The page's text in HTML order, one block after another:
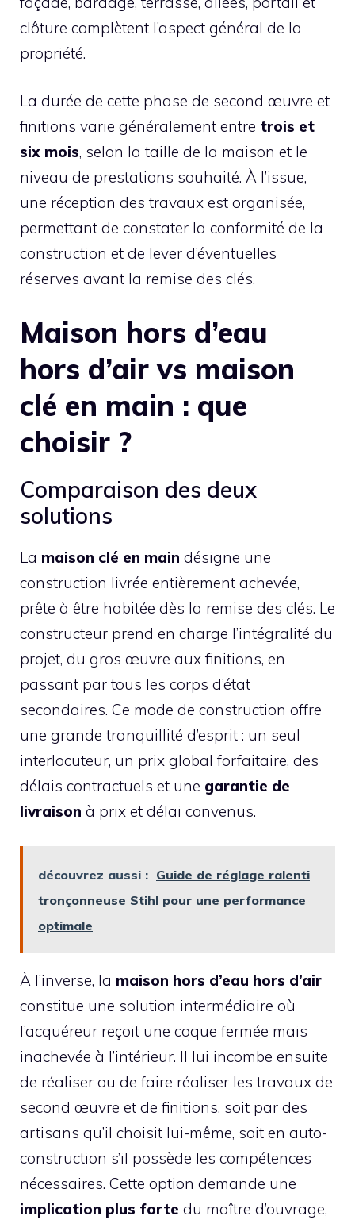
clôture complètent l’aspect général de la
propriété.
La durée de cette phase de second œuvre et
finitions varie généralement entre trois et
six mois, selon la taille de la maison et le
niveau de prestations souhaité. À l’issue,
une réception des travaux est organisée,
permettant de constater la conformité de la
construction et de lever d’éventuelles
réserves avant la remise des clés.
Maison hors d’eau
hors d’air vs maison
clé en main : que
choisir ?
Comparaison des deux
solutions
La maison clé en main désigne une
construction livrée entièrement achevée,
prête à être habitée dès la remise des clés. Le
constructeur prend en charge l’intégralité du
projet, du gros œuvre aux finitions, en
passant par tous les corps d’état
secondaires. Ce mode de construction offre
une grande tranquillité d’esprit : un seul
interlocuteur, un prix global forfaitaire, des
délais contractuels et une garantie de
livraison à prix et délai convenus.
découvrez aussi : Guide de réglage ralenti
tronçonneuse Stihl pour une performance
optimale
À l’inverse, la maison hors d’eau hors d’air
constitue une solution intermédiaire où
l’acquéreur reçoit une coque fermée mais
inachevée à l’intérieur. Il lui incombe ensuite
de réaliser ou de faire réaliser les travaux de
second œuvre et de finitions, soit par des
artisans qu’il choisit lui-même, soit en auto-
construction s’il possède les compétences
nécessaires. Cette option demande une
implication plus forte du maître d’ouvrage,